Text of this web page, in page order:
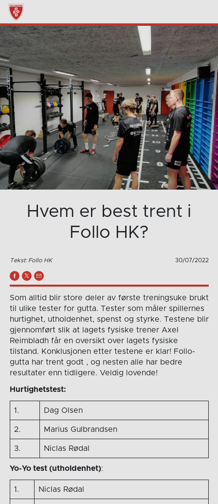
Hvem er best trent i
Follo HK?
Tekst: Follo HK 30/07/2022
Som alltid blir store deler av første treningsuke brukt
til ulike tester for gutta. Tester som måler spillernes
hurtighet, utholdenhet, spenst og styrke. Testene blir
gjennomført slik at lagets fysiske trener Axel
Reimbladh får en oversikt over lagets fysiske
tilstand. Konklusjonen etter testene er klar! Follo-
gutta har trent godt , og nesten alle har bedre
resultater enn tidligere. Veldig lovende!
Hurtighetstest:
1. Dag Olsen
2. Marius Gulbrandsen
3. Niclas Rødal
Yo-Yo test (utholdenhet):
1. Niclas Rødal